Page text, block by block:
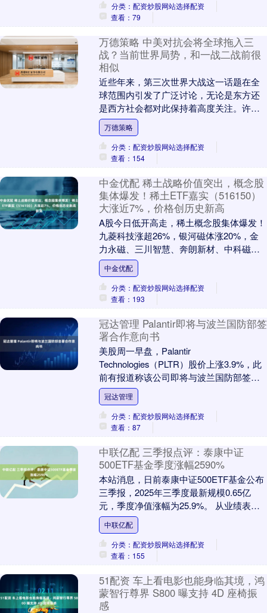
分类：配资炒股网站选择配资
查看：79
万德策略 中美对抗会将全球拖入三
战？当前世界局势，和一战二战前很
相似
近些年来，第三次世界大战这一话题在全
球范围内引发了广泛讨论，无论是东方还
是西方社会都对此保持着高度关注。许多
国际关系学者和战略分析人士指出，当前
的世界格局与第一....
万德策略
分类：配资炒股网站选择配资
查看：154
中金优配 稀土战略价值突出，概念股
集体爆发！稀土ETF嘉实（516150）
大涨近7%，价格创历史新高
A股今日低开高走，稀土概念股集体爆发！
九菱科技涨超26%，银河磁体涨20%，金
力永磁、三川智慧、奔朗新材、中科磁业
涨超12%。 受重仓股大涨影响，稀土ETF
嘉实....
中金优配
分类：配资炒股网站选择配资
查看：193
冠达管理 Palantir即将与波兰国防部签
署合作意向书
美股周一早盘，Palantir
Technologies（PLTR）股价上涨3.9%，此
前有报道称该公司即将与波兰国防部签署
关于加强网络安全和人工智能合作的意
向....
冠达管理
分类：配资炒股网站选择配资
查看：87
中联亿配 三季报点评：泰康中证
500ETF基金季度涨幅2590%
本站消息，日前泰康中证500ETF基金公布
三季报，2025年三季度最新规模0.65亿
元，季度净值涨幅为25.9%。 从业绩表现
来看，泰康中证500ETF基金过去....
中联亿配
分类：配资炒股网站选择配资
查看：155
51配资 车上看电影也能身临其境，鸿
蒙智行尊界 S800 曝支持 4D 座椅振
感